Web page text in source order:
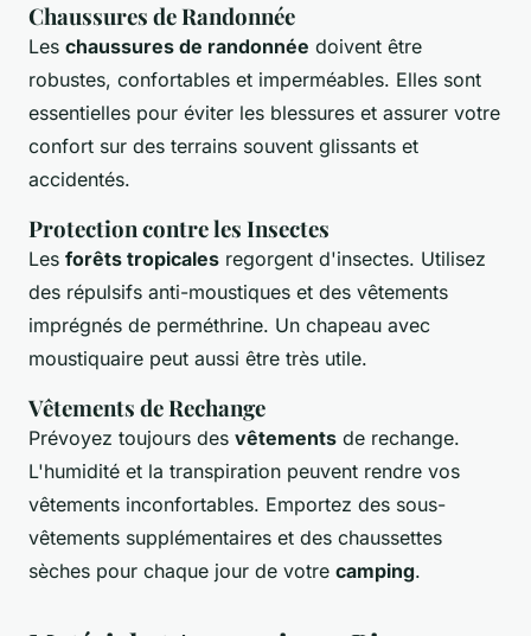
Chaussures de Randonnée
Les chaussures de randonnée doivent être
robustes, confortables et imperméables. Elles sont
essentielles pour éviter les blessures et assurer votre
confort sur des terrains souvent glissants et
accidentés.
Protection contre les Insectes
Les forêts tropicales regorgent d'insectes. Utilisez
des répulsifs anti-moustiques et des vêtements
imprégnés de perméthrine. Un chapeau avec
moustiquaire peut aussi être très utile.
Vêtements de Rechange
Prévoyez toujours des vêtements de rechange.
L'humidité et la transpiration peuvent rendre vos
vêtements inconfortables. Emportez des sous-
vêtements supplémentaires et des chaussettes
sèches pour chaque jour de votre camping.